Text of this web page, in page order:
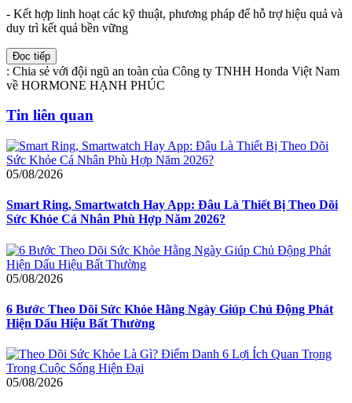
- Kết hợp linh hoạt các kỹ thuật, phương pháp để hỗ trợ hiệu quả và
duy trì kết quả bền vững
Đọc tiếp
: Chia sẻ với đội ngũ an toàn của Công ty TNHH Honda Việt Nam
về HORMONE HẠNH PHÚC
Tin liên quan
05/08/2026
Smart Ring, Smartwatch Hay App: Đâu Là Thiết Bị Theo Dõi
Sức Khỏe Cá Nhân Phù Hợp Năm 2026?
05/08/2026
6 Bước Theo Dõi Sức Khỏe Hằng Ngày Giúp Chủ Động Phát
Hiện Dấu Hiệu Bất Thường
05/08/2026